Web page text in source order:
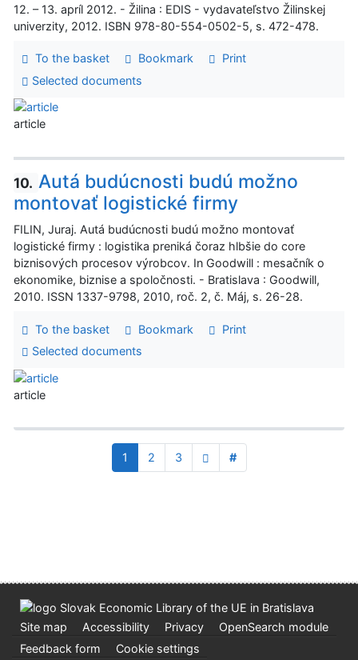
12. – 13. apríl 2012. - Žilina : EDIS - vydavateľstvo Žilinskej
univerzity, 2012. ISBN 978-80-554-0502-5, s. 472-478.
To the basket Bookmark
Print
Selected documents
article
10. Autá budúcnosti budú možno
montovať logistické firmy
FILIN, Juraj. Autá budúcnosti budú možno montovať
logistické firmy : logistika preniká čoraz hlbšie do core
biznisových procesov výrobcov. In Goodwill : mesačník o
ekonomike, biznise a spoločnosti. - Bratislava : Goodwill,
2010. ISSN 1337-9798, 2010, roč. 2, č. Máj, s. 26-28.
To the basket Bookmark
Print
Selected documents
article
1 2 3 #
Site map Accessibility Privacy
OpenSearch module
Feedback form
Cookie settings